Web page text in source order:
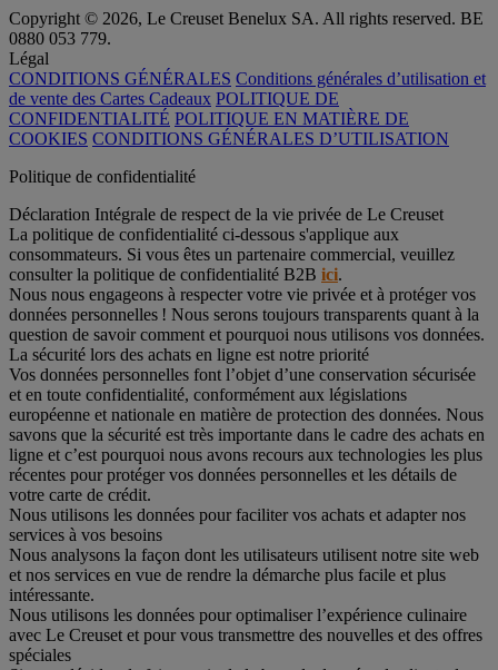
Copyright © 2026, Le Creuset Benelux SA. All rights reserved. BE
0880 053 779.
Légal
CONDITIONS GÉNÉRALES Conditions générales d’utilisation et
de vente des Cartes Cadeaux POLITIQUE DE
CONFIDENTIALITÉ POLITIQUE EN MATIÈRE DE
COOKIES CONDITIONS GÉNÉRALES D’UTILISATION
Politique de confidentialité
Déclaration Intégrale de respect de la vie privée de Le Creuset
La politique de confidentialité ci-dessous s'applique aux
consommateurs. Si vous êtes un partenaire commercial, veuillez
consulter la politique de confidentialité B2B ici.
Nous nous engageons à respecter votre vie privée et à protéger vos
données personnelles ! Nous serons toujours transparents quant à la
question de savoir comment et pourquoi nous utilisons vos données.
La sécurité lors des achats en ligne est notre priorité
Vos données personnelles font l’objet d’une conservation sécurisée
et en toute confidentialité, conformément aux législations
européenne et nationale en matière de protection des données. Nous
savons que la sécurité est très importante dans le cadre des achats en
ligne et c’est pourquoi nous avons recours aux technologies les plus
récentes pour protéger vos données personnelles et les détails de
votre carte de crédit.
Nous utilisons les données pour faciliter vos achats et adapter nos
services à vos besoins
Nous analysons la façon dont les utilisateurs utilisent notre site web
et nos services en vue de rendre la démarche plus facile et plus
intéressante.
Nous utilisons les données pour optimaliser l’expérience culinaire
avec Le Creuset et pour vous transmettre des nouvelles et des offres
spéciales